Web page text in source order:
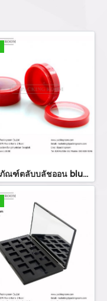
บรรจุภัณฑ์ตลับบลัชออน blush on packaging ร้านขายบรรจุภัณฑ์ จำหน่ายบรรจุภัณฑ์เครื่องสำอางทุกประเภท